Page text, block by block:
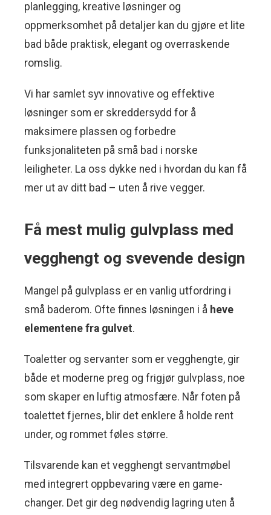
planlegging, kreative løsninger og
oppmerksomhet på detaljer kan du gjøre et lite
bad både praktisk, elegant og overraskende
romslig.
Vi har samlet syv innovative og effektive
løsninger som er skreddersydd for å
maksimere plassen og forbedre
funksjonaliteten på små bad i norske
leiligheter. La oss dykke ned i hvordan du kan få
mer ut av ditt bad – uten å rive vegger.
Få mest mulig gulvplass med
vegghengt og svevende design
Mangel på gulvplass er en vanlig utfordring i
små baderom. Ofte finnes løsningen i å heve
elementene fra gulvet.
Toaletter og servanter som er vegghengte, gir
både et moderne preg og frigjør gulvplass, noe
som skaper en luftig atmosfære. Når foten på
toalettet fjernes, blir det enklere å holde rent
under, og rommet føles større.
Tilsvarende kan et vegghengt servantmøbel
med integrert oppbevaring være en game-
changer. Det gir deg nødvendig lagring uten å